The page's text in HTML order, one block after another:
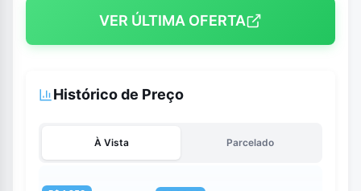
VER ÚLTIMA OFERTA
Histórico de Preço
À Vista Parcelado